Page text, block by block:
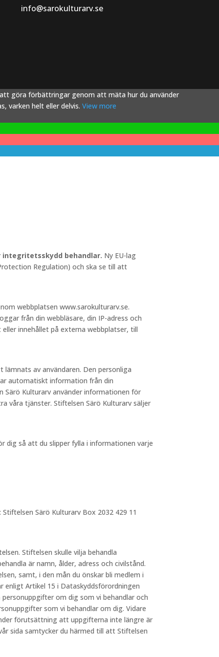
info@sarokulturarv.se
att göra förbättringar genom att mäta hur du använder
varken helt eller delvis. View more
behandlar. Ny EU-lag
Regulation) och ska se till att
webbplatsen www.sarokulturarv.se.
från din webbläsare, din IP-adress och
innehållet på externa webbplatser, till
av användaren. Den personliga
automatiskt information från din
Särö Kulturarv använder informationen för
våra tjänster. Stiftelsen Särö Kulturarv säljer
dig så att du slipper fylla i informationen varje
Särö Kulturarv Box 2032 429 11
Stiftelsen skulle vilja behandla
är namn, ålder, adress och civilstånd.
samt, i den mån du önskar bli medlem i
enligt Artikel 15 i Dataskyddsförordningen
om dig som vi behandlar och
som vi behandlar om dig. Vidare
förutsättning att uppgifterna inte längre är
sida samtycker du härmed till att Stiftelsen